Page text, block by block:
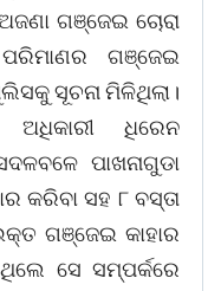
ଗଞ୍ଜେଇ ଚୋରା
ପରିମାଣର ଗଞ୍ଜେଇ
ସୂଚନା ମିଳିଥିଲା।
ଅଧିକାରୀ ଧିରେନ
ପାଖନାଗୁଡା
କରିବା ସହ ୮ ବସ୍ତା
ଗଞ୍ଜେଇ କାହାର
ସେ ସମ୍ପର୍କରେ